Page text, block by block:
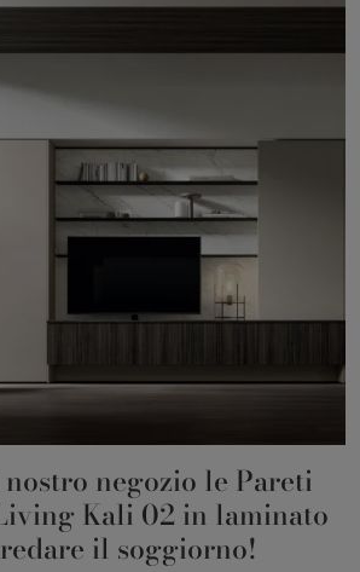
negozio le Pareti
Kali 02 in laminato
il soggiorno!